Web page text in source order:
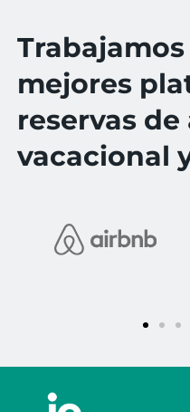
mejores
reservas
vacacional